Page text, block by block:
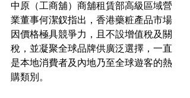
中原（工商舖）商舖租賃部高級區域營
業董事何潔釵指出，香港藥粧產品市場
因價格極具競爭力，且不設增值稅及關
稅，並凝聚全球品牌供廣泛選擇，一直
是本地消費者及內地乃至全球遊客的熱
購類別。